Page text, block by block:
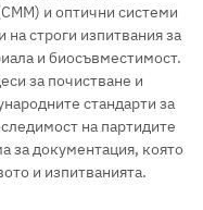
и оптични системи
строги изпитвания за
и биосъвместимост.
за почистване и
стандарти за
на партидите
за документация, която
и изпитванията.